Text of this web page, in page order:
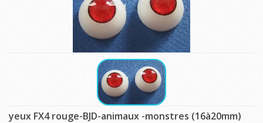
yeux FX4 rouge-BJD-animaux -monstres (16à20mm)